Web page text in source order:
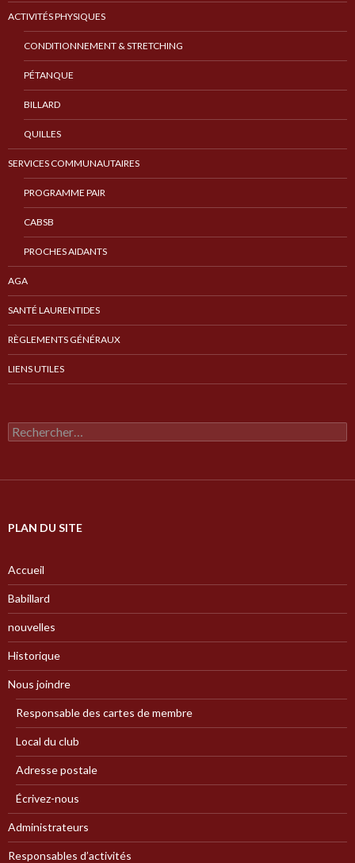
ACTIVITÉS PHYSIQUES
CONDITIONNEMENT & STRETCHING
PÉTANQUE
BILLARD
QUILLES
SERVICES COMMUNAUTAIRES
PROGRAMME PAIR
CABSB
PROCHES AIDANTS
AGA
SANTÉ LAURENTIDES
RÈGLEMENTS GÉNÉRAUX
LIENS UTILES
Rechercher :
PLAN DU SITE
Accueil
Babillard
nouvelles
Historique
Nous joindre
Responsable des cartes de membre
Local du club
Adresse postale
Écrivez-nous
Administrateurs
Responsables d’activités